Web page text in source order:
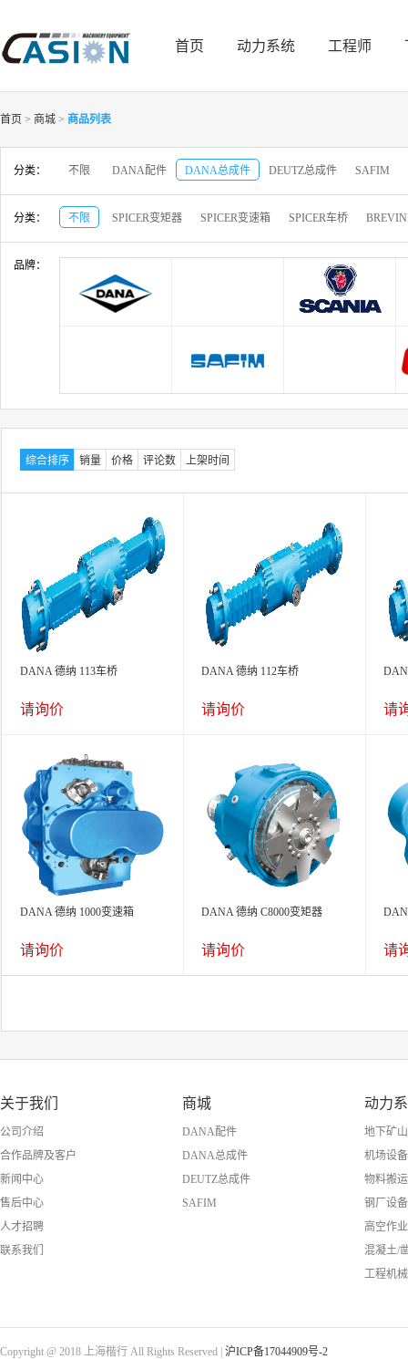
首页 动力系统 工程师
首页 > 商城 > 商品列表
分类： 不限 DANA配件 DANA总成件 DEUTZ总成件 SAFIM
分类： 不限 SPICER变矩器 SPICER变速箱 SPICER车桥
品牌：
综合排序 销量 价格 评论数 上架时间
DANA 德纳 113车桥
请询价
DANA 德纳 112车桥
请询价 请
DANA 德纳 1000变速箱
请询价
DANA 德纳 C8000变矩器
请询价 请
关于我们
公司介绍
合作品牌及客户
新闻中心
售后中心
人才招聘
联系我们
商城
DANA配件
DANA总成件
DEUTZ总成件
SAFIM
动力
地下矿山
机场设备
物料搬运
钢厂设备
高空作
混凝土/
工程机械
Copyright @ 2018 上海楷行 All Rights Reserved | 沪ICP备17044909号-2